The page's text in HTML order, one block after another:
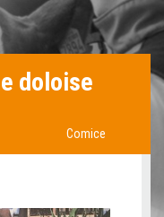
doloise
Comice